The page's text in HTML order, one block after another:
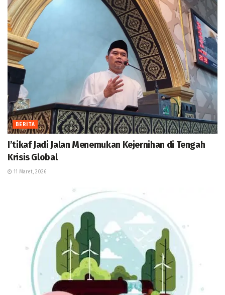
BERITA
I’tikaf Jadi Jalan Menemukan Kejernihan di Tengah
Krisis Global
11 Maret, 2026